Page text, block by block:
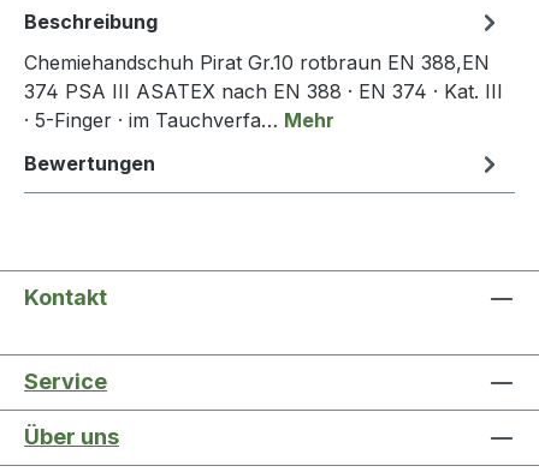
Beschreibung
Chemiehandschuh Pirat Gr.10 rotbraun EN 388,EN
374 PSA III ASATEX nach EN 388 · EN 374 · Kat. III
· 5-Finger · im Tauchverfa… Mehr
Bewertungen
Kontakt
Service
Über uns